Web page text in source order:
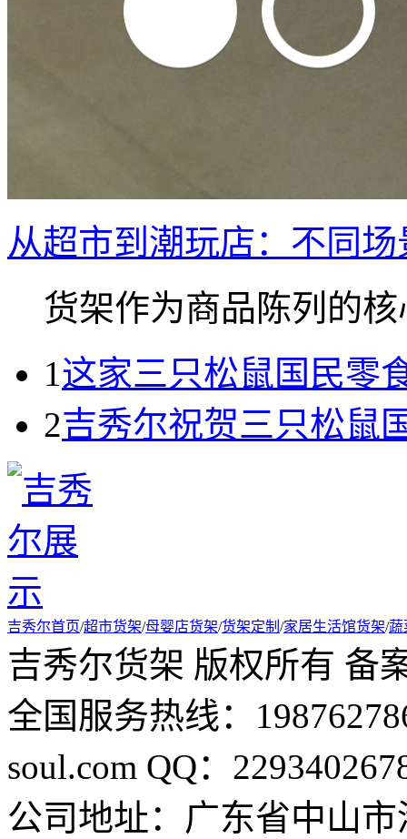
从超市到潮玩店：不同
货架作为商品陈列的核
1这家三只松鼠国民零
2吉秀尔祝贺三只松鼠
吉秀尔首页/超市货架/母婴店货架/货架定制 /家居生活馆货架/蔬
吉秀尔货架 版权所有 备
全国服务热线：
soul.com QQ：
公司地址：广东省中山